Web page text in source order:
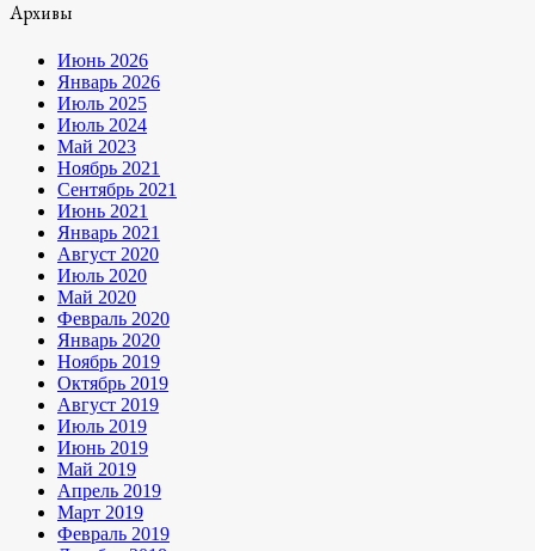
Архивы
Июнь 2026
Январь 2026
Июль 2025
Июль 2024
Май 2023
Ноябрь 2021
Сентябрь 2021
Июнь 2021
Январь 2021
Август 2020
Июль 2020
Май 2020
Февраль 2020
Январь 2020
Ноябрь 2019
Октябрь 2019
Август 2019
Июль 2019
Июнь 2019
Май 2019
Апрель 2019
Март 2019
Февраль 2019